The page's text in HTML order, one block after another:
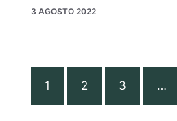
3 AGOSTO 2022
1 2 3 …